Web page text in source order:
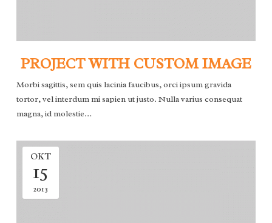
PROJECT WITH CUSTOM IMAGE
Morbi sagittis, sem quis lacinia faucibus, orci ipsum gravida
tortor, vel interdum mi sapien ut justo. Nulla varius consequat
magna, id molestie…
OKT
15
2013